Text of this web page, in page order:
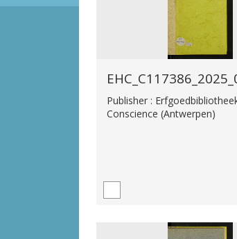
Publisher :
Conscience (Antwerpen)